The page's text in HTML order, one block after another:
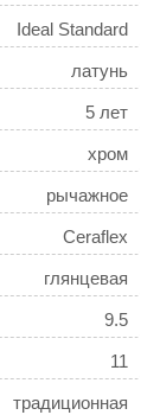
Ideal Standard
латунь
5 лет
хром
рычажное
Ceraflex
глянцевая
9.5
11
традиционная